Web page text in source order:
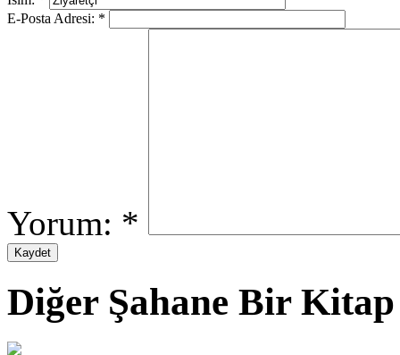
E-Posta Adresi: *
Yorum: *
Diğer Şahane Bir Kitap